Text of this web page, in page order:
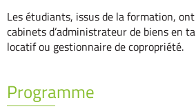
Les étudiants, issus de la formation,
cabinets d’administrateur de biens en
locatif ou gestionnaire de copropriété.
Programme